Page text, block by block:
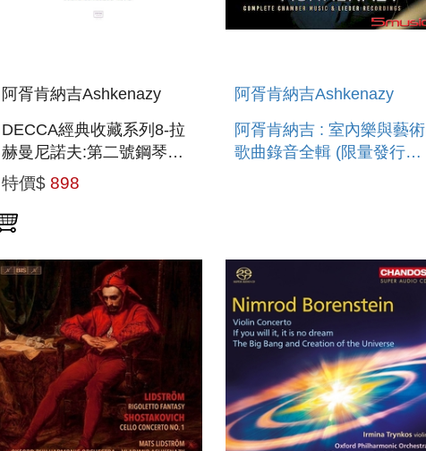
阿胥肯納吉Ashkenazy
DECCA經典收藏系列8-拉
赫曼尼諾夫:第二號鋼琴協
奏曲 (COLOR LP) DECCA
THE COLLECTION –
RACHMANINOFF :
特價$ 898
阿胥肯納吉Ashkenazy
阿胥肯納吉 : 室內樂與藝術
歌曲錄音全輯 (限量發行)